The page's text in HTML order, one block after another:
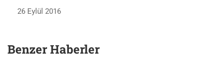
26 Eylül 2016
Benzer Haberler